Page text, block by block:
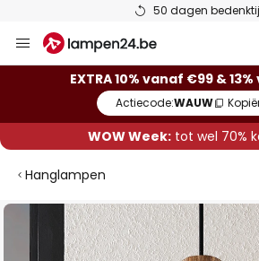
50 dagen
naar
EXTRA 10% vanaf €99 &
Actiecode:WAUW
WOW Week:tot wel 70%
Hanglampen
Ga